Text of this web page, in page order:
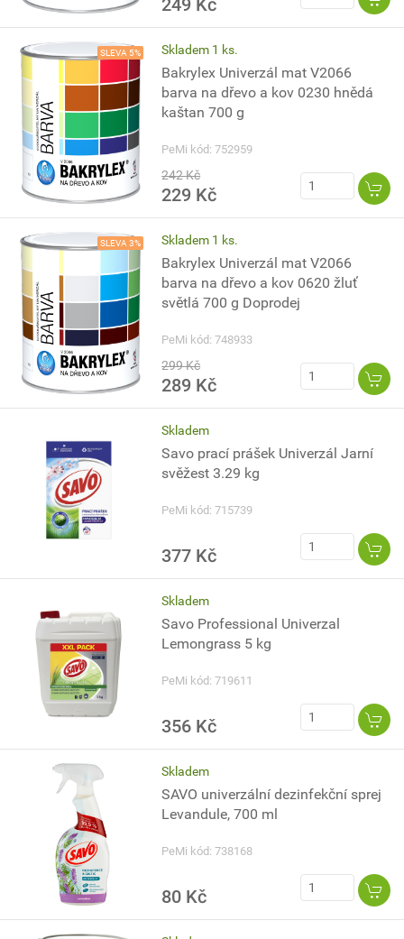
249 Kč
SLEVA 5% Skladem 1 ks.
Bakrylex Univerzál mat V2066
barva na dřevo a kov 0230 hnědá
kaštan 700 g
PeMi kód: 752959
242 Kč
229 Kč
SLEVA 3% Skladem 1 ks.
Bakrylex Univerzál mat V2066
barva na dřevo a kov 0620 žluť
světlá 700 g Doprodej
PeMi kód: 748933
299 Kč
289 Kč
Skladem
Savo prací prášek Univerzál Jarní
svěžest 3.29 kg
PeMi kód: 715739
377 Kč
Skladem
Savo Professional Univerzal
Lemongrass 5 kg
PeMi kód: 719611
356 Kč
Skladem
SAVO univerzální dezinfekční sprej
Levandule, 700 ml
PeMi kód: 738168
80 Kč